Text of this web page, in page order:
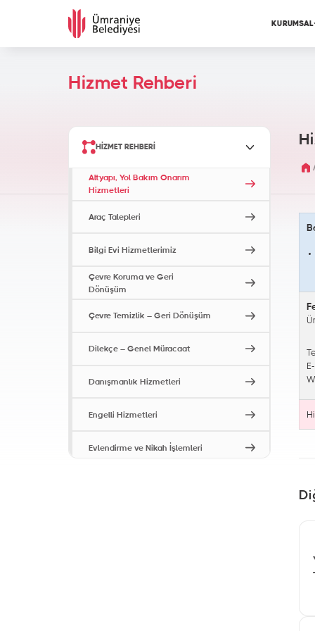
KURUMSAL
Hizmet Rehberi
HIZMET REHBERI
Altyapı, Yol Bakım Onarım
Hizmetleri
Araç Talepleri
Bilgi Evi Hizmetlerimiz
Çevre Koruma ve Geri
Dönüşüm
Çevre Temizlik – Geri Dönüşüm
Dilekçe – Genel Müracaat
Danışmanlık Hizmetleri
Engelli Hizmetleri
Evlendirme ve Nikah İşlemleri
/